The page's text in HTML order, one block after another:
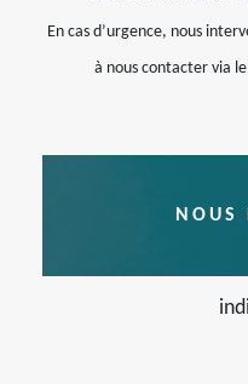
En cas d’urgence, nous
à nous contacter via
NOUS